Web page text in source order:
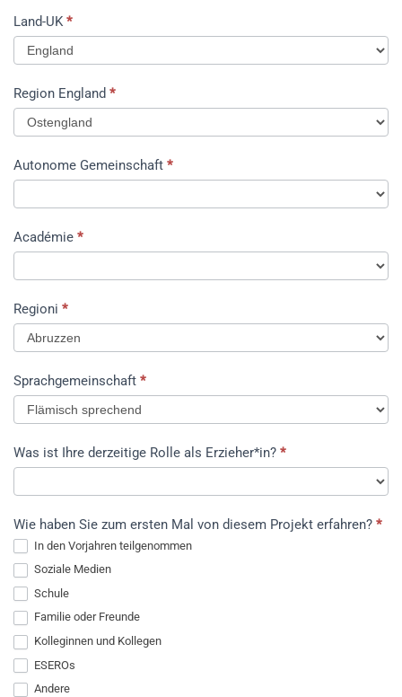
Land-UK *
UK
Region England *
Autonome Gemeinschaft *
Académie *
Regioni *
Sprachgemeinschaft *
Was ist Ihre derzeitige Rolle als Erzieher*in? *
ist
Ihre
derzeitige
Rolle
Erzieher*in?
Wie haben Sie zum ersten Mal von diesem Projekt erfahren? *
In den Vorjahren teilgenommen
Soziale Medien
Schule
Familie oder Freunde
Kolleginnen und Kollegen
ESEROs
Andere